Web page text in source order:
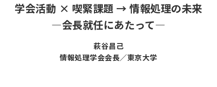
学会活動 × 喫緊課題 → 情報処理の未来
—会長就任にあたって—
萩⾕昌⼰
情報処理学会会長／東京大学